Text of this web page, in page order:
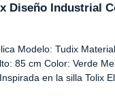
Diseño Industrial
Modelo: Tudix
85 cm Color: Verde
en la silla Tolix